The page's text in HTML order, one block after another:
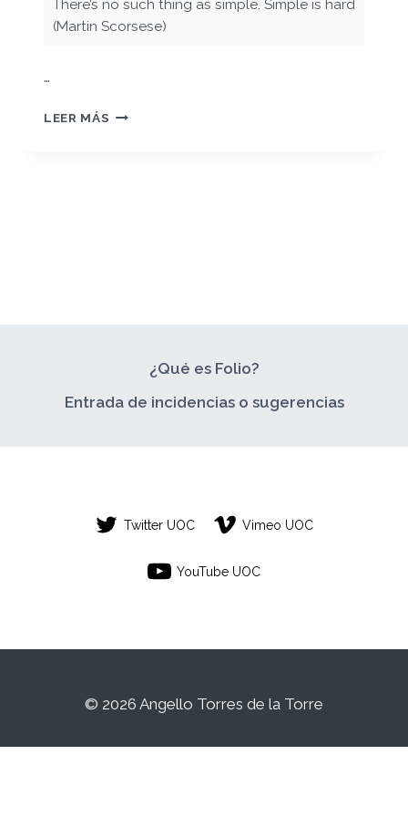
There’s no such thing as simple. Simple is hard
(Martin Scorsese)
…
LEER MÁS FOTOGRAFÍA
¿Qué es Folio?
Entrada de incidencias o sugerencias
Twitter UOC Vimeo UOC
YouTube UOC
© 2026 Angello Torres de la Torre